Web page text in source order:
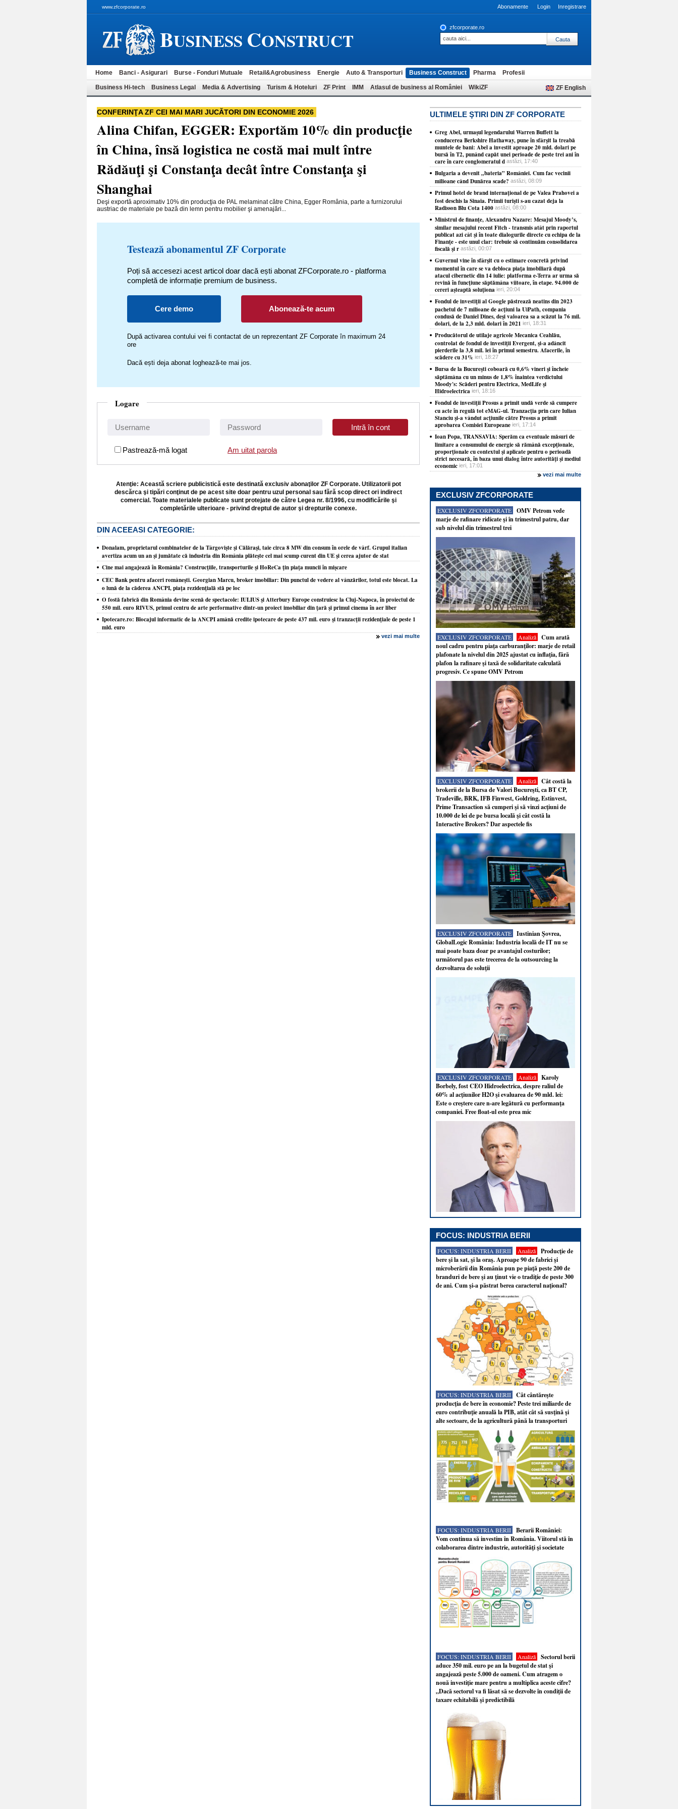
www.zfcorporate.ro Abonamente Login Inregistrare
BUSINESS CONSTRUCT
zfcorporate.ro
Home Banci - Asigurari Burse - Fonduri Mutuale Retail&Agrobusiness Energie Auto & Transporturi Business Construct Pharma Profesii
Business Hi-tech Business Legal Media & Advertising Turism & Hoteluri ZF Print IMM Atlasul de business al României WikiZF ZF English
CONFERINŢA ZF CEI MAI MARI JUCĂTORI DIN ECONOMIE 2026
Alina Chifan, EGGER: Exportăm 10% din producţie
în China, însă logistica ne costă mai mult între
Rădăuţi şi Constanţa decât între Constanţa şi
Shanghai
Deşi exportă aproximativ 10% din producţia de PAL melaminat către China, Egger România, parte a furnizorului
austriac de materiale pe bază din lemn pentru mobilier şi amenajări...
Testează abonamentul ZF Corporate
Poți să accesezi acest articol doar dacă ești abonat ZFCorporate.ro - platforma
completă de informație premium de business.
Cere demo Abonează-te acum
După activarea contului vei fi contactat de un reprezentant ZF Corporate în maximum 24
ore
Dacă ești deja abonat loghează-te mai jos.
Logare
Pastrează-mă logat Am uitat parola
Atenţie: Această scriere publicistică este destinată exclusiv abonaţilor ZF Corporate. Utilizatorii pot
descărca şi tipări conţinut de pe acest site doar pentru uzul personal sau fără scop direct ori indirect
comercial. Toate materialele publicate sunt protejate de către Legea nr. 8/1996, cu modificările şi
completările ulterioare - privind dreptul de autor şi drepturile conexe.
DIN ACEEASI CATEGORIE:
Donalam, proprietarul combinatelor de la Târgovişte şi Călăraşi, taie circa 8 MW din consum în orele de vârf. Grupul italian
avertiza acum un an şi jumătate că industria din România plăteşte cel mai scump curent din UE şi cerea ajutor de stat
Cine mai angajează în România? Construcţiile, transporturile şi HoReCa ţin piaţa muncii în mişcare
CEC Bank pentru afaceri româneşti. Georgian Marcu, broker imobiliar: Din punctul de vedere al vânzărilor, totul este blocat. La
o lună de la căderea ANCPI, piaţa rezidenţială stă pe loc
O fostă fabrică din România devine scenă de spectacole: IULIUS şi Atterbury Europe construiesc la Cluj-Napoca, în proiectul de
550 mil. euro RIVUS, primul centru de arte performative dintr-un proiect imobiliar din ţară şi primul cinema în aer liber
Ipotecare.ro: Blocajul informatic de la ANCPI amână credite ipotecare de peste 437 mil. euro şi tranzacţii rezidenţiale de peste 1
mld. euro
vezi mai multe
ULTIMELE ŞTIRI DIN ZF CORPORATE
Greg Abel, urmaşul legendarului Warren Buffett la
conducerea Berkshire Hathaway, pune în sfârşit la treabă
muntele de bani: Abel a investit aproape 20 mld. dolari pe
bursă în T2, punând capăt unei perioade de peste trei ani în
care în care conglomeratul d astăzi, 17:40
Bulgaria a devenit „bateria” României. Cum fac vecinii
milioane când Dunărea scade? astăzi, 08:09
​Primul hotel de brand internaţional de pe Valea Prahovei a
fost deschis la Sinaia. Primii turişti s-au cazat deja la
Radisson Blu Cota 1400 astăzi, 08:00
Ministrul de finanţe, Alexandru Nazare: Mesajul Moody’s,
similar mesajului recent Fitch - transmis atât prin raportul
publicat azi cât şi în toate dialogurile directe cu echipa de la
Finanţe - este unul clar: trebuie să continuăm consolidarea
fiscală şi r astăzi, 00:07
Guvernul vine în sfârşit cu o estimare concretă privind
momentul în care se va debloca piaţa imobiliară după
atacul cibernetic din 14 iulie: platforma e-Terra ar urma să
revină în funcţiune săptămâna viitoare, în etape. 94.000 de
cereri aşteaptă soluţiona ieri, 20:04
Fondul de investiţii al Google păstrează neatins din 2023
pachetul de 7 milioane de acţiuni la UiPath, compania
condusă de Daniel Dines, deşi valoarea sa a scăzut la 76 mil.
dolari, de la 2,3 mld. dolari în 2021 ieri, 18:31
Producătorul de utilaje agricole Mecanica Ceahlău,
controlat de fondul de investiţii Evergent, şi-a adâncit
pierderile la 3,8 mil. lei în primul semestru. Afacerile, în
scădere cu 31% ieri, 18:27
Bursa de la Bucureşti coboară cu 0,6% vineri şi încheie
săptămâna cu un minus de 1,8% înaintea verdictului
Moody's: Scăderi pentru Electrica, MedLife şi
Hidroelectrica ieri, 18:16
Fondul de investiţii Prosus a primit undă verde să cumpere
cu acte în regulă tot eMAG-ul. Tranzacţia prin care Iulian
Stanciu şi-a vândut acţiunile către Prosus a primit
aprobarea Comisiei Europeane ieri, 17:14
Ioan Popa, TRANSAVIA: Sperăm ca eventuale măsuri de
limitare a consumului de energie să rămână excepţionale,
proporţionale cu contextul şi aplicate pentru o perioadă
strict necesară, în baza unui dialog între autorităţi şi mediul
economic ieri, 17:01
vezi mai multe
EXCLUSIV ZFCORPORATE
EXCLUSIV ZFCORPORATE
OMV Petrom vede
marje de rafinare ridicate şi în trimestrul patru, dar
sub nivelul din trimestrul trei
EXCLUSIV ZFCORPORATE Analiză
Cum arată
noul cadru pentru piaţa carburanţilor: marje de retail
plafonate la nivelul din 2025 ajustat cu inflaţia, fără
plafon la rafinare şi taxă de solidaritate calculată
progresiv. Ce spune OMV Petrom
EXCLUSIV ZFCORPORATE Analiză
Cât costă la
brokerii de la Bursa de Valori Bucureşti, ca BT CP,
Tradeville, BRK, IFB Finwest, Goldring, Estinvest,
Prime Transaction să cumperi şi să vinzi acţiuni de
10.000 de lei de pe bursa locală şi cât costă la
Interactive Brokers? Dar aspectele fis
EXCLUSIV ZFCORPORATE
Iustinian Şovrea,
GlobalLogic România: Industria locală de IT nu se
mai poate baza doar pe avantajul costurilor;
următorul pas este trecerea de la outsourcing la
dezvoltarea de soluţii
EXCLUSIV ZFCORPORATE Analiză
Karoly
Borbely, fost CEO Hidroelectrica, despre raliul de
60% al acţiunilor H2O şi evaluarea de 90 mld. lei:
Este o creştere care n-are legătură cu performanţa
companiei. Free float-ul este prea mic
FOCUS: INDUSTRIA BERII
FOCUS: INDUSTRIA BERII Analiză
Producţie de
bere şi la sat, şi la oraş. Aproape 90 de fabrici şi
microberării din România pun pe piaţă peste 200 de
branduri de bere şi au ţinut vie o tradiţie de peste 300
de ani. Cum şi-a păstrat berea caracterul naţional?
FOCUS: INDUSTRIA BERII
Cât cântăreşte
producţia de bere în economie? Peste trei miliarde de
euro contribuţie anuală la PIB, atât cât să susţină şi
alte sectoare, de la agricultură până la transporturi
FOCUS: INDUSTRIA BERII
Berarii României:
Vom continua să investim în România. Viitorul stă în
colaborarea dintre industrie, autorităţi şi societate
FOCUS: INDUSTRIA BERII Analiză
Sectorul berii
aduce 350 mil. euro pe an la bugetul de stat şi
angajează peste 5.000 de oameni. Cum atragem o
nouă investiţie mare pentru a multiplica aceste cifre?
„Dacă sectorul va fi lăsat să se dezvolte în condiţii de
taxare echitabilă şi predictibilă